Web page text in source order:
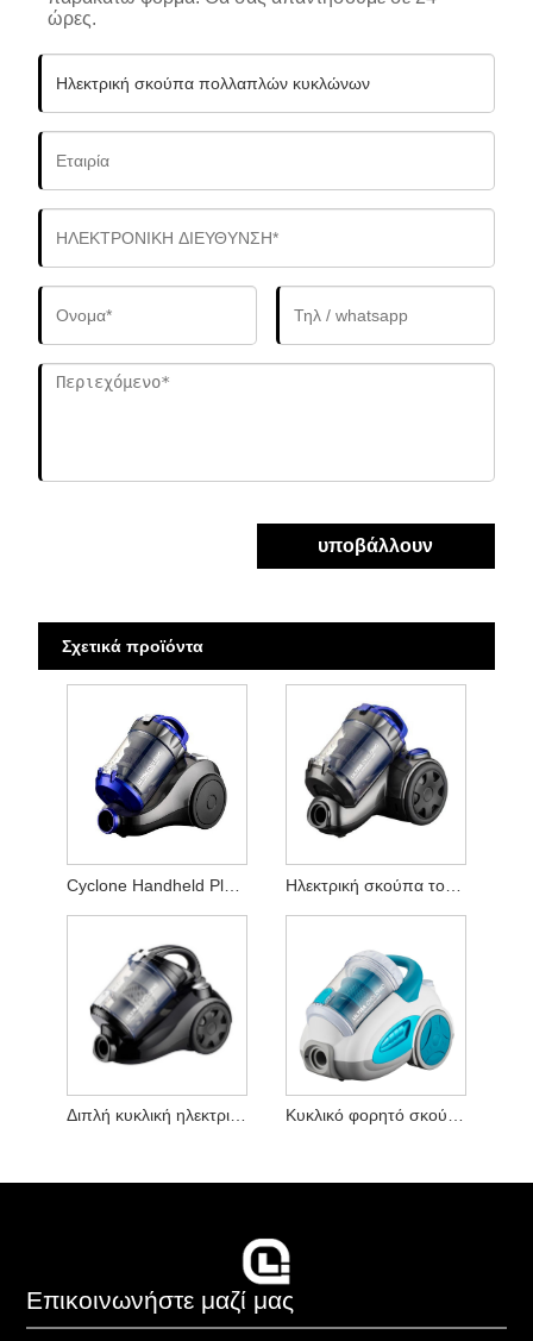
ώρες.
υποβάλλουν
Σχετικά προϊόντα
Cyclone Handheld Pleaners Vocuum Ηλεκτρική σκούπα του φίλτρου κυκλώνα
Διπλή κυκλική ηλεκτρική ηλεκτρική ροή αέρα Κυκλικό φορητό σκούπα
Επικοινωνήστε μαζί μας